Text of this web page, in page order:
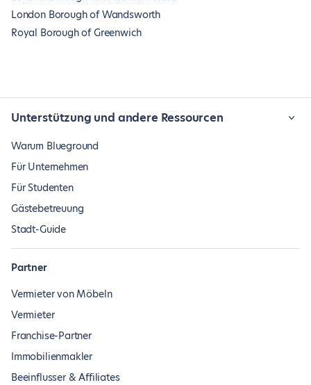
London Borough of Wandsworth
Royal Borough of Greenwich
Unterstützung und andere Ressourcen
Warum Blueground
Für Unternehmen
Für Studenten
Gästebetreuung
Stadt-Guide
Partner
Vermieter von Möbeln
Vermieter
Franchise-Partner
Immobilienmakler
Beeinflusser & Affiliates